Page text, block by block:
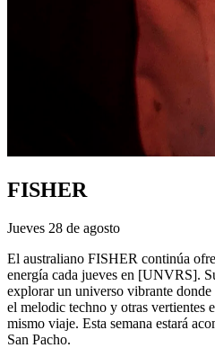
FISHER
Jueves 28 de agosto
El australiano FISHER continúa
energía cada jueves en [UNVRS].
explorar un universo vibrante donde
el melodic techno y otras vertientes
mismo viaje. Esta semana estará
San Pacho.